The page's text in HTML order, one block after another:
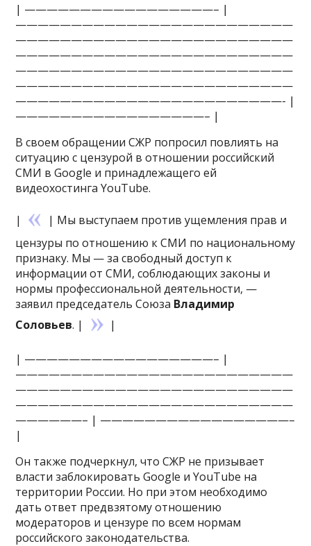
| —————————————————– |
—————————————————————————
—————————————————————————
—————————————————————————
—————————————————————————
—————————————————————————
————————————————————————- |
—————————————————– |
В своем обращении СЖР попросил повлиять на
ситуацию с цензурой в отношении российский
СМИ в Google и принадлежащего ей
видеохостинга YouTube.
|
| Мы выступаем против ущемления прав и
цензуры по отношению к СМИ по национальному
признаку. Мы — за свободный доступ к
информации от СМИ, соблюдающих законы и
нормы профессиональной деятельности, —
заявил председатель Союза Владимир
Соловьев. | |
| —————————————————– |
—————————————————————————
—————————————————————————
—————————————————————————
——————– | —————————————————–
|
Он также подчеркнул, что СЖР не призывает
власти заблокировать Google и YouTube на
территории России. Но при этом необходимо
дать ответ предвзятому отношению
модераторов и цензуре по всем нормам
российского законодательства.